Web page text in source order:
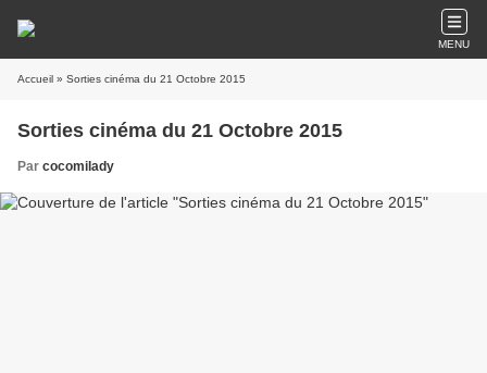
MENU
Accueil » Sorties cinéma du 21 Octobre 2015
Sorties cinéma du 21 Octobre 2015
Par cocomilady